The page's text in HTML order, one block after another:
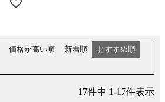
価格が高い順 新着順
おすすめ順
17件中 1-17件表示